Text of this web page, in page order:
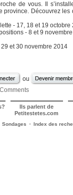
de vous. Il
province. Découvrez
- 17, 18 et 19 octobre
- 8 et 9
et 30 novembre 2014
ou
Ils parlent de
Petitestetes.com
Sondages - Index des